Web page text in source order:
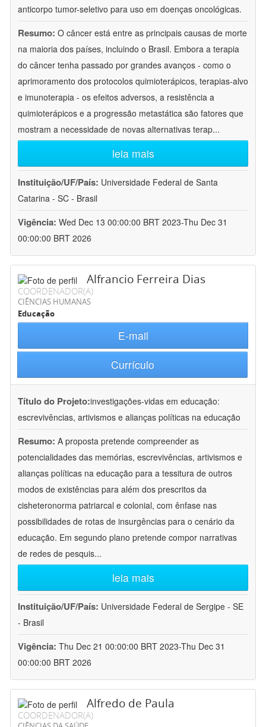
anticorpo tumor-seletivo para uso em doenças oncológicas.
Resumo: O câncer está entre as principais causas de morte
na maioria dos países, incluindo o Brasil. Embora a terapia
do câncer tenha passado por grandes avanços - como o
aprimoramento dos protocolos quimioterápicos, terapias-alvo
e imunoterapia - os efeitos adversos, a resistência a
quimioterápicos e a progressão metastática são fatores que
mostram a necessidade de novas alternativas terap...
leia mais
Instituição/UF/País: Universidade Federal de Santa
Catarina - SC - Brasil
Vigência: Wed Dec 13 00:00:00 BRT 2023-Thu Dec 31
00:00:00 BRT 2026
Alfrancio Ferreira Dias
COORDENADOR(A)
CIÊNCIAS HUMANAS
Educação
E-mail
Currículo
Título do Projeto:investigações-vidas em educação:
escrevivências, artivismos e alianças políticas na educação
Resumo: A proposta pretende compreender as
potencialidades das memórias, escrevivências, artivismos e
alianças políticas na educação para a tessitura de outros
modos de existências para além dos prescritos da
cisheteronorma patriarcal e colonial, com ênfase nas
possibilidades de rotas de insurgências para o cenário da
educação. Em segundo plano pretende compor narrativas
de redes de pesquis...
leia mais
Instituição/UF/País: Universidade Federal de Sergipe - SE
- Brasil
Vigência: Thu Dec 21 00:00:00 BRT 2023-Thu Dec 31
00:00:00 BRT 2026
Alfredo de Paula
COORDENADOR(A)